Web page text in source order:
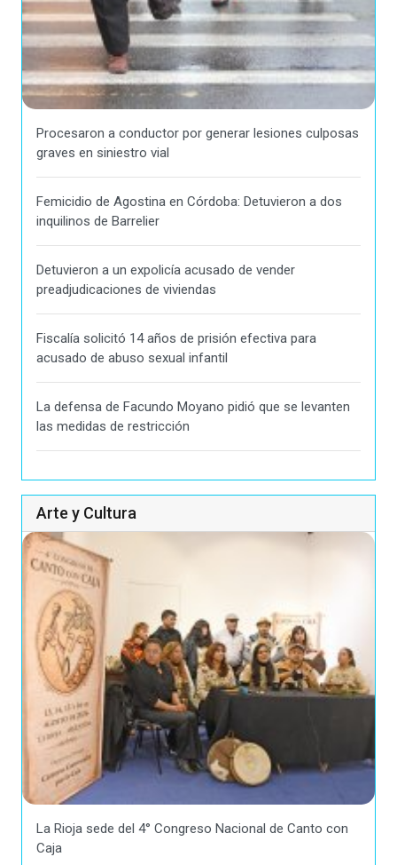
Procesaron a conductor por generar lesiones culposas
graves en siniestro vial
Femicidio de Agostina en Córdoba: Detuvieron a dos
inquilinos de Barrelier
Detuvieron a un expolicía acusado de vender
preadjudicaciones de viviendas
Fiscalía solicitó 14 años de prisión efectiva para
acusado de abuso sexual infantil
La defensa de Facundo Moyano pidió que se levanten
las medidas de restricción
Arte y Cultura
La Rioja sede del 4° Congreso Nacional de Canto con
Caja